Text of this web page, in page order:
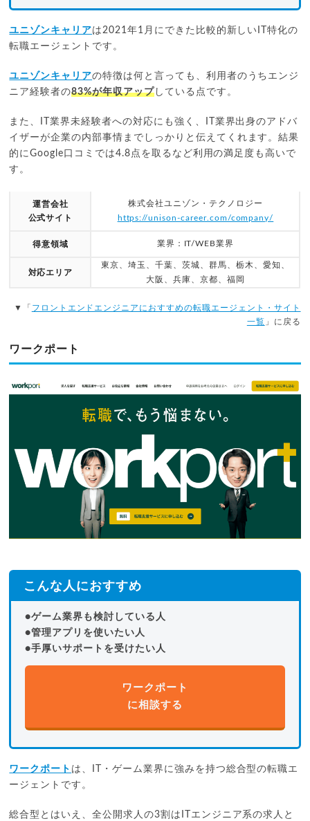
ユニゾンキャリアは2021年1月にできた比較的新しいIT特化の
転職エージェントです。
ユニゾンキャリアの特徴は何と言っても、利用者のうちエンジ
ニア経験者の83%が年収アップしている点です。
また、IT業界未経験者への対応にも強く、IT業界出身のアドバ
イザーが企業の内部事情までしっかりと伝えてくれます。結果
的にGoogle口コミでは4.8点を取るなど利用の満足度も高いで
す。
運営会社
公式サイト
株式会社ユニゾン・テクノロジー
https://unison-career.com/company/
得意領域 業界：IT/WEB業界
対応エリア
東京、埼玉、千葉、茨城、群馬、栃木、愛知、
大阪、兵庫、京都、福岡
▼「 フロントエンドエンジニアにおすすめの転職エージェント・サイト
一覧 」に戻る
ワークポート
こんな人におすすめ
●ゲーム業界も検討している人
●管理アプリを使いたい人
●手厚いサポートを受けたい人
ワークポート
に相談する
ワークポート は、IT・ゲーム業界に強みを持つ総合型の転職エ
ージェントです。
総合型とはいえ、全公開求人の3割はITエンジニア系の求人と